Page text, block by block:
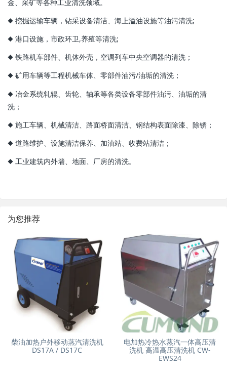
金、采矿等各种工业清洗领域。
◆ 挖掘运输车辆，钻采设备清洁、海上溢油设施等油污清洗;
◆ 港口设施，市政环卫,养殖等清洗;
◆ 铁路机车部件、机体外壳，空调列车中央空调器的清洗；
◆ 矿用车辆等工程机械车体、零部件油污/油垢的清洗；
◆ 冶金系统轧辊、齿轮、轴承等各类设备零部件油污、油垢的清
洗；
◆ 施工车辆、机械清洁、路面桥面清洁、钢结构表面除漆、除锈；
◆ 道路维护、设施清洁保养、加油站、收费站清洁；
◆ 工业建筑内外墙、地面、厂房的清洗。
为您推荐
柴油加热户外移动蒸汽清洗机
DS17A / DS17C
电加热冷热水蒸汽一体高压清
洗机 高温高压清洗机 CW-
EWS24